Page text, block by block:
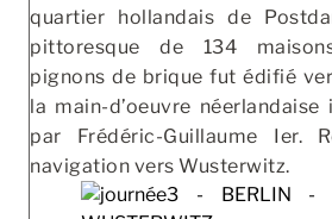
quartier hollandais de
pittoresque de 134
pignons de brique fut édifié
la main-d’oeuvre
par Frédéric-Guillaume Ier.
navigation vers Wusterwitz.